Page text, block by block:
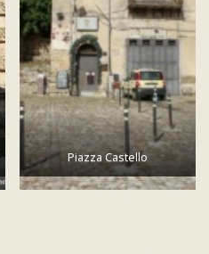
Piazza Castello